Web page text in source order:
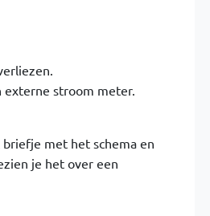
externe stroom meter.
met het schema en
je het over een